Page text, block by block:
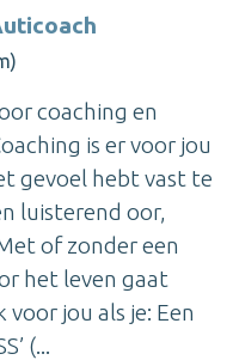
coaching en
is er voor jou
gevoel hebt vast te
luisterend oor,
of zonder een
het leven gaat
jou als je: Een
(...